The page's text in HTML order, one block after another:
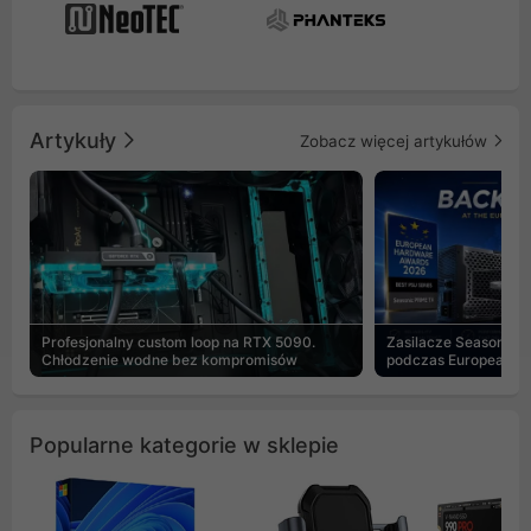
Artykuły Zobacz więcej artykułów
Profesjonalny custom loop na RTX 5090.
Chłodzenie wodne bez kompromisów
Zasilacze Seasonic
podczas European
Popularne kategorie w sklepie